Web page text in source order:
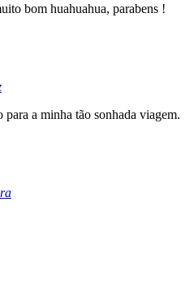
bom huahuahua, parabens !
a minha tão sonhada viagem.